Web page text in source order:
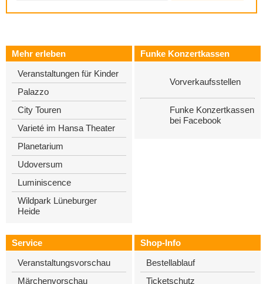
Mehr erleben
Veranstaltungen für Kinder
Palazzo
City Touren
Varieté im Hansa Theater
Planetarium
Udoversum
Luminiscence
Wildpark Lüneburger
Heide
Funke Konzertkassen
Vorverkaufsstellen
Funke Konzertkassen
bei Facebook
Service
Veranstaltungsvorschau
Märchenvorschau
Shop-Info
Bestellablauf
Ticketschutz